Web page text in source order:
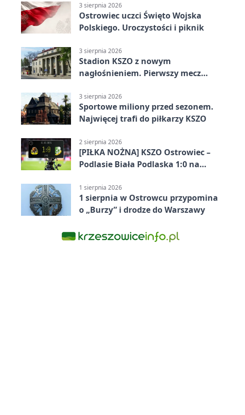
3 sierpnia 2026
Ostrowiec uczci Święto Wojska
Polskiego. Uroczystości i piknik
3 sierpnia 2026
Stadion KSZO z nowym
nagłośnieniem. Pierwszy mecz
3 sierpnia 2026
Sportowe miliony przed sezonem.
Najwięcej trafi do piłkarzy KSZO
2 sierpnia 2026
[PIŁKA NOŻNA] KSZO Ostrowiec –
Podlasie Biała Podlaska 1:0 na
(Grupa IV)
1 sierpnia 2026
1 sierpnia w Ostrowcu przypomina
o „Burzy” i drodze do Warszawy